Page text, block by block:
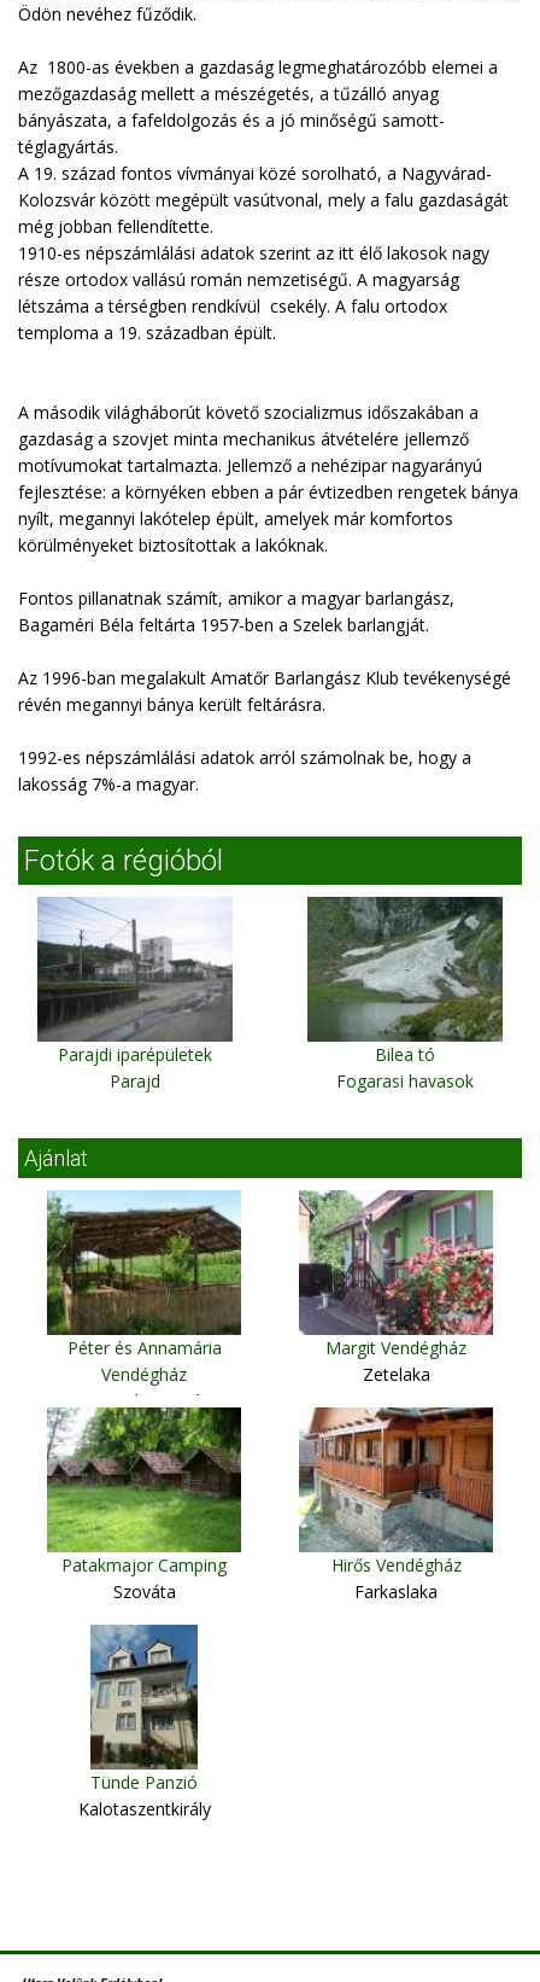
Ödön nevéhez fűződik.
Az 1800-as években a gazdaság legmeghatározóbb elemei a
mezőgazdaság mellett a mészégetés, a tűzálló anyag
bányászata, a fafeldolgozás és a jó minőségű samott-
téglagyártás.
A 19. század fontos vívmányai közé sorolható, a Nagyvárad-
Kolozsvár között megépült vasútvonal, mely a falu gazdaságát
még jobban fellendítette.
1910-es népszámlálási adatok szerint az itt élő lakosok nagy
része ortodox vallású román nemzetiségű. A magyarság
létszáma a térségben rendkívül csekély. A falu ortodox
temploma a 19. században épült.
A második világháborút követő szocializmus időszakában a
gazdaság a szovjet minta mechanikus átvételére jellemző
motívumokat tartalmazta. Jellemző a nehézipar nagyarányú
fejlesztése: a környéken ebben a pár évtizedben rengetek bánya
nyílt, megannyi lakótelep épült, amelyek már komfortos
körülményeket biztosítottak a lakóknak.
Fontos pillanatnak számít, amikor a magyar barlangász,
Bagaméri Béla feltárta 1957-ben a Szelek barlangját.
Az 1996-ban megalakult Amatőr Barlangász Klub tevékenységé
révén megannyi bánya került feltárásra.
1992-es népszámlálási adatok arról számolnak be, hogy a
lakosság 7%-a magyar.
Fotók a régióból
Parajdi iparépületek
Parajd
Bilea tó
Fogarasi havasok
Ajánlat
Péter és Annamária
Vendégház
Csernakeresztúr
Margit Vendégház
Zetelaka
Patakmajor Camping
Szováta
Hirős Vendégház
Farkaslaka
Tünde Panzió
Kalotaszentkirály